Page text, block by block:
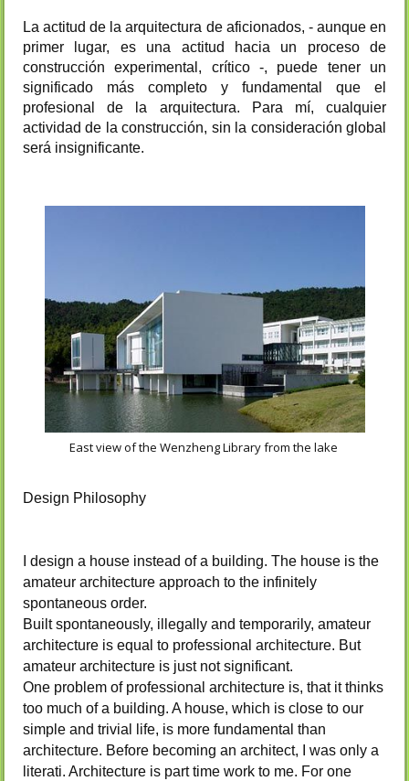
La actitud de la arquitectura de aficionados, - aunque en
primer lugar, es una actitud hacia un proceso de
construcción experimental, crítico -, puede tener un
significado más completo y fundamental que el
profesional de la arquitectura. Para mí, cualquier
actividad de la construcción, sin la consideración global
será insignificante.
East view of the Wenzheng Library from the lake
Design Philosophy
I design a house instead of a building. The house is the
amateur architecture approach to the infinitely
spontaneous order.
Built spontaneously, illegally and temporarily, amateur
architecture is equal to professional architecture. But
amateur architecture is just not significant.
One problem of professional architecture is, that it thinks
too much of a building. A house, which is close to our
simple and trivial life, is more fundamental than
architecture. Before becoming an architect, I was only a
literati. Architecture is part time work to me. For one